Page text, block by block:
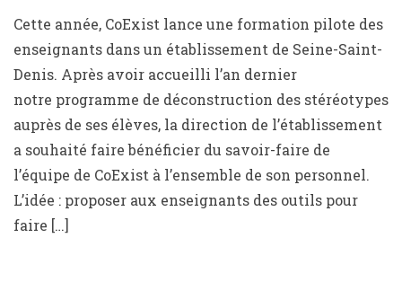
Cette année, CoExist lance une formation pilote des
enseignants dans un établissement de Seine-Saint-
Denis. Après avoir accueilli l’an dernier
notre programme de déconstruction des stéréotypes
auprès de ses élèves, la direction de l’établissement
a souhaité faire bénéficier du savoir-faire de
l’équipe de CoExist à l’ensemble de son personnel.
L’idée : proposer aux enseignants des outils pour
faire […]